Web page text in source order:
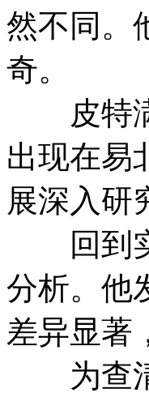
然不同。
奇。
皮特满
出现在易
展深入研
回到实
分析。他
差异显著
为查清